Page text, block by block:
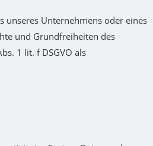
unseres Unternehmens oder eines
und Grundfreiheiten des
1 lit. f DSGVO als